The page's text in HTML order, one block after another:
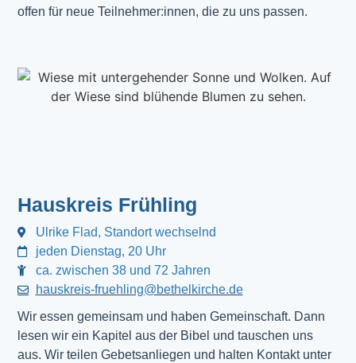
offen für neue Teilnehmer:innen, die zu uns passen.
Hauskreis Frühling
Ulrike Flad, Standort wechselnd
jeden Dienstag, 20 Uhr
ca. zwischen 38 und 72 Jahren
hauskreis-fruehling@bethelkirche.de
Wir essen gemeinsam und haben Gemeinschaft. Dann
lesen wir ein Kapitel aus der Bibel und tauschen uns
aus. Wir teilen Gebetsanliegen und halten Kontakt unter